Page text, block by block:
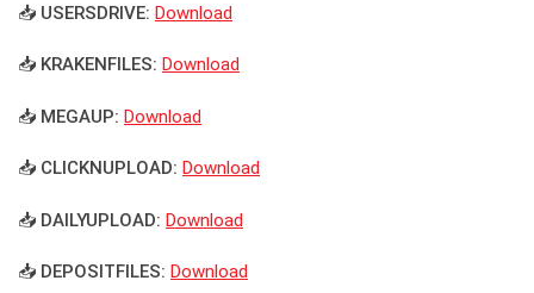
📥 USERSDRIVE: Download
📥 KRAKENFILES: Download
📥 MEGAUP: Download
📥 CLICKNUPLOAD: Download
📥 DAILYUPLOAD: Download
📥 DEPOSITFILES: Download